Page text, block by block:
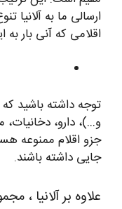
ارسالی ما به آلانیا
اقلامی که آنی بار به
توجه داشته باشید
و…)، دارو، دخانیات،
جزو اقلام ممنوعه
جایی داشته باشند.
علاوه بر آلانیا ،